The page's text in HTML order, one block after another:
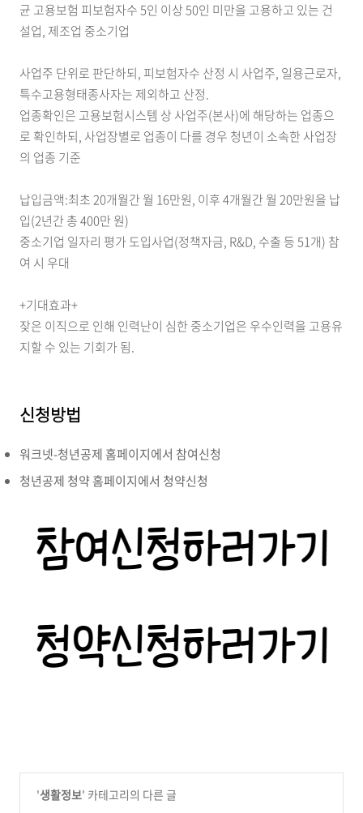
균 고용보험 피보험자수 5인 이상 50인 미만을 고용하고 있는 건
설업, 제조업 중소기업
사업주 단위로 판단하되, 피보험자수 산정 시 사업주, 일용근로자,
특수고용형태종사자는 제외하고 산정.
업종확인은 고용보험시스템 상 사업주(본사)에 해당하는 업종으
로 확인하되, 사업장별로 업종이 다를 경우 청년이 소속한 사업장
의 업종 기준
납입금액:최초 20개월간 월 16만원, 이후 4개월간 월 20만원을 납
입(2년간 총 400만 원)
중소기업 일자리 평가 도입사업(정책자금, R&D, 수출 등 51개) 참
여 시 우대
+기대효과+
잦은 이직으로 인해 인력난이 심한 중소기업은 우수인력을 고용유
지할 수 있는 기회가 됨.
신청방법
워크넷-청년공제 홈페이지에서 참여신청
청년공제 청약 홈페이지에서 청약신청
'생활정보' 카테고리의 다른 글